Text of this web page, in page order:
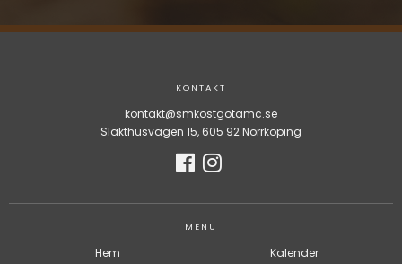
KONTAKT
kontakt@smkostgotamc.se
Slakthusvägen 15, 605 92 Norrköping
MENU
Hem
Kalender